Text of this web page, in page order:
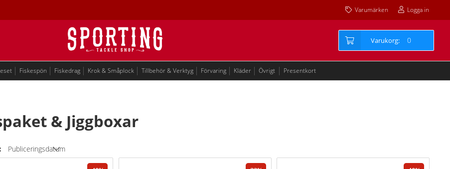
Varumärken Logga in
0
Fiskespön Fiskedrag Krok & Småplock Tillbehör & Verktyg Förvaring Kläder Övrigt Presentkort
& Jiggboxar
Publiceringsdatum